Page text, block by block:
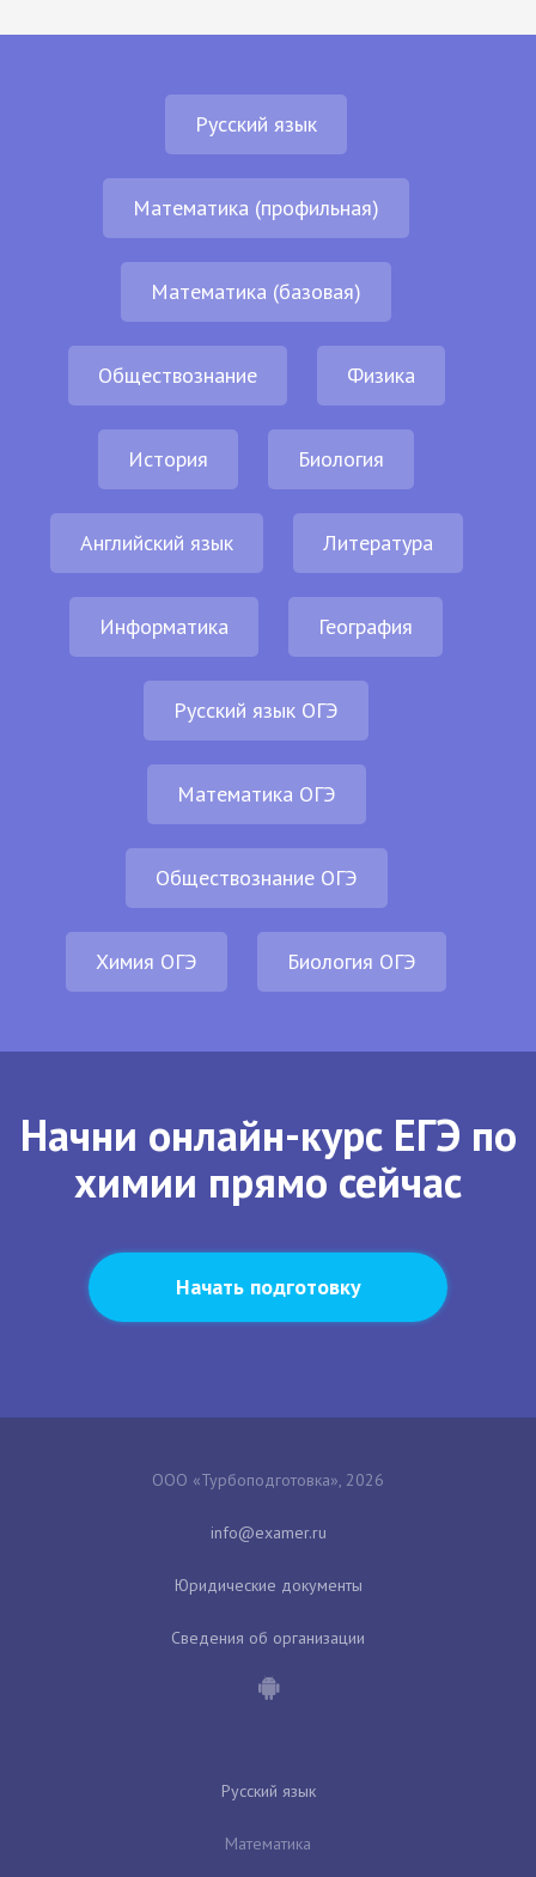
Русский язык
Математика (профильная)
Математика (базовая)
Обществознание Физика
История Биология
Английский язык Литература
Информатика География
Русский язык ОГЭ
Математика ОГЭ
Обществознание ОГЭ
Химия ОГЭ Биология ОГЭ
Начни онлайн-курс ЕГЭ по
химии прямо сейчас
Начать подготовку
ООО «Турбоподготовка», 2026
Юридические документы
Сведения об организации
Русский язык
Математика